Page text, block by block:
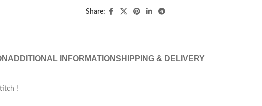
Share:
ADDITIONAL INFORMATIONSHIPPING & DELIVERY
!